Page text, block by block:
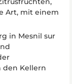
Art, mit einem
in Mesnil sur
den Kellern